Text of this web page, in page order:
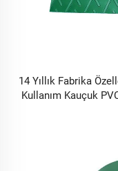
14 Yıllık Fabrika
Kullanım Kauçuk